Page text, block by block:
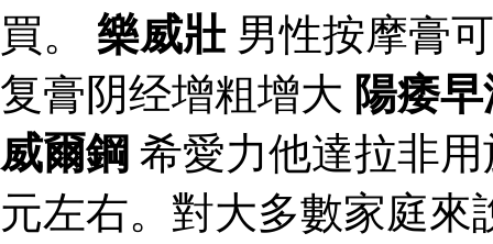
買。 樂威壯男性按摩膏
复膏阴经增粗增大 陽痿
威爾鋼 希愛力他達拉非
元左右。對大多數家庭